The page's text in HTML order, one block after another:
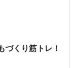
づくり筋トレ！